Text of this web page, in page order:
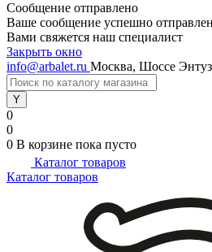
Сообщение отправлено
Ваше сообщение успешно
Вами свяжется наш специалист
Закрыть окно
info@arbalet.ru Москва, Шоссе
0
0
0 В корзине пока пусто
Каталог товаров
Каталог товаров